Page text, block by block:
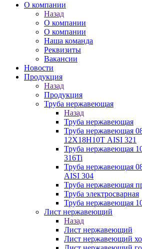
О компании
Назад
О компании
О компании
Наша команда
Реквизиты
Вакансии
Новости
Продукция
Назад
Продукция
Труба нержавеющая
Назад
Труба нержавеющая
Труба нержавеющая
12Х18Н10Т AISI 321
Труба нержавеющая
316Ti
Труба нержавеющая
AISI 304
Труба нержавеющая
Труба электросварная
Труба нержавеющая
Лист нержавеющий
Назад
Лист нержавеющий
Лист нержавеющий